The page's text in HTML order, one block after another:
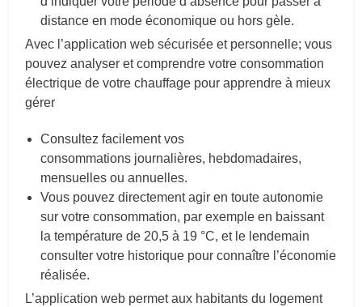
distance en mode économique ou hors gèle.
Avec l’application web sécurisée et personnelle; vous
pouvez analyser et comprendre votre consommation
électrique de votre chauffage pour apprendre à mieux
gérer
Consultez facilement vos
consommations journalières, hebdomadaires,
mensuelles ou annuelles.
Vous pouvez directement agir en toute autonomie
sur votre consommation, par exemple en baissant
la température de 20,5 à 19 °C, et le lendemain
consulter votre historique pour connaître l’économie
réalisée.
L’application web permet aux habitants du logement